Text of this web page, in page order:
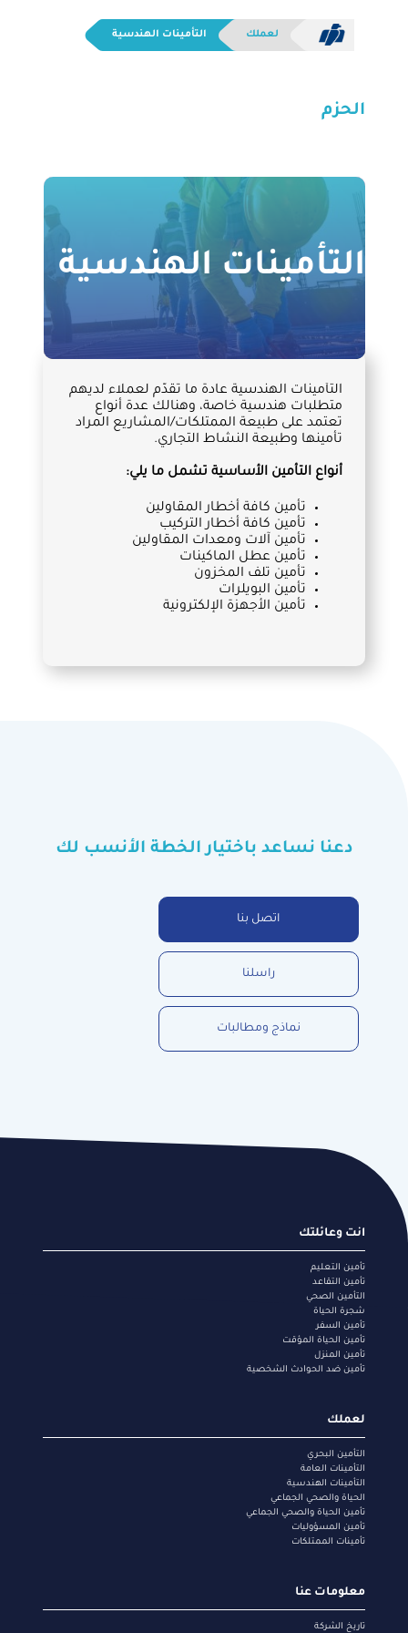
لعملك التأمينات الهندسية
الحزم
التأمينات الهندسية
التأمينات الهندسية عادة ما تقدّم لعملاء لديهم
متطلبات هندسية خاصة، وهنالك عدة أنواع
تعتمد على طبيعة الممتلكات/المشاريع المراد
تأمينها وطبيعة النشاط التجاري.
أنواع التأمين الأساسية تشمل ما يلي:
تأمين كافة أخطار المقاولين
تأمين كافة أخطار التركيب
تأمين آلات ومعدات المقاولين
تأمين عطل الماكينات
تأمين تلف المخزون
تأمين البويلرات
تأمين الأجهزة الإلكترونية
دعنا نساعد باختيار الخطة الأنسب لك
اتصل بنا
راسلنا
نماذج ومطالبات
Footer
menu
انت وعائلتك
تأمين التعليم
تأمين التقاعد
التأمين الصحي
شجرة الحياة
تأمين السفر
تأمين الحياة المؤقت
تأمين المنزل
تأمين ضد الحوادث الشخصية
لعملك
التأمين البحري
التأمينات العامة
التأمينات الهندسية
الحياة والصحي الجماعي
تأمين الحياة والصحي الجماعي
تأمين المسؤوليات
تأمينات الممتلكات
معلومات عنا
تاريخ الشركة